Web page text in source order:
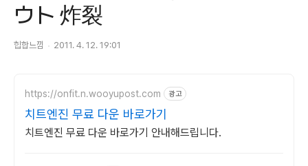
ウト 炸裂
힙합느낌 2011. 4. 12. 19:01
https://onfit.n.wooyupost.com 광고
치트엔진 무료 다운 바로가기
치트엔진 무료 다운 바로가기 안내해드립니다.